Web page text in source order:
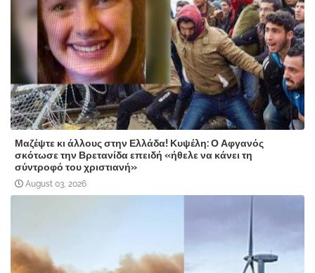
Μαζέψτε κι άλλους στην Ελλάδα! Κυψέλη: Ο Αφγανός
σκότωσε την Βρετανίδα επειδή «ήθελε να κάνει τη
σύντροφό του χριστιανή»
August 03, 2026